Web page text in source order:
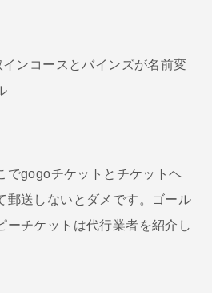
ンコースとバインズが名前変
でgogoチケットとチケットヘ
郵送しないとダメです。ゴール
ーチケットは代行業者を紹介し